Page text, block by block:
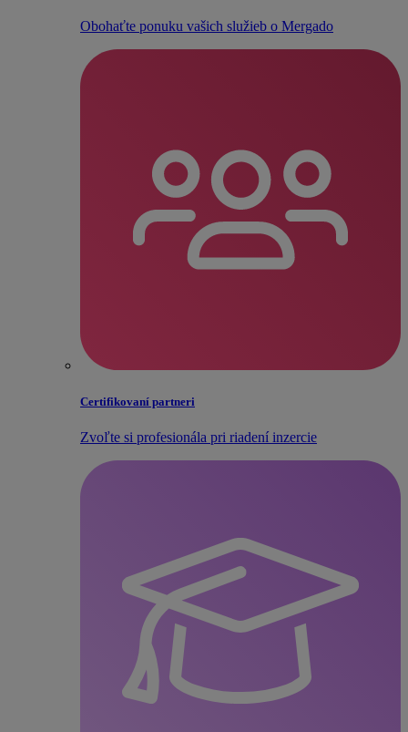
Obohaťte ponuku vašich služieb o Mergado
Certifikovaní partneri
Zvoľte si profesionála pri riadení inzercie